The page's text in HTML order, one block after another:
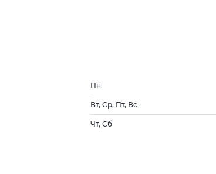
Пн
Вт, Ср, Пт, Вс
Чт, Сб